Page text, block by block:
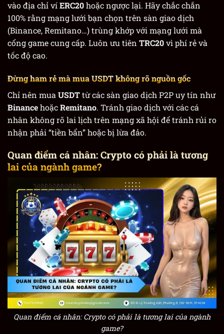
vào địa chỉ víERC20hoặc ngược lại. Hãy chắc chắn
100% rằng mạng lưới bạn chọn trên sàn giao dịch
(Binance, Remitano…) trùng khớp với mạng lưới mà
cổng game cung cấp. Luôn ưu tiên TRC20vì phí rẻ và
tốc độ cao.
Đừng ham rẻ mà mua USDT không rõ nguồn gốc
Chỉ nên mua USDTtừ các sàn giao dịch P2P uy tín như
BinancehoặcRemitano. Tránh giao dịch với các cá
nhân không rõ lai lịch trên mạng xã hội để tránh rủi ro
nhận phải “tiền bẩn” hoặc bị lừa đảo.
Quan điểm cá nhân: Crypto có phải là tương
lai của ngành game?
Quan điểm cá nhân: Crypto có phải là tương lai của ngành
game?